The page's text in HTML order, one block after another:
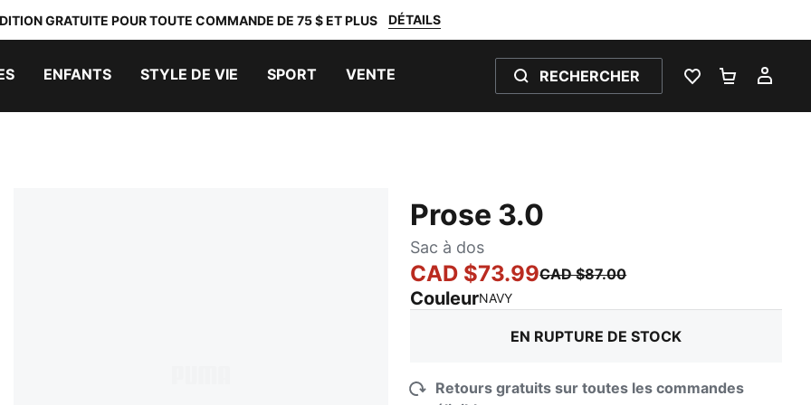
GRATUITE POUR TOUTE COMMANDE DE 75 $ ET PLUS DÉTAILS
ENFANTS STYLE DE VIE SPORT VENTE RECHERCHER
LISTE DEPANIER 0
Prose 3.0
Sac à dos
CAD $73.99CAD $87.00
CouleurNAVY:
EN RUPTURE DE STOCK
Retours gratuits sur toutes les commandes